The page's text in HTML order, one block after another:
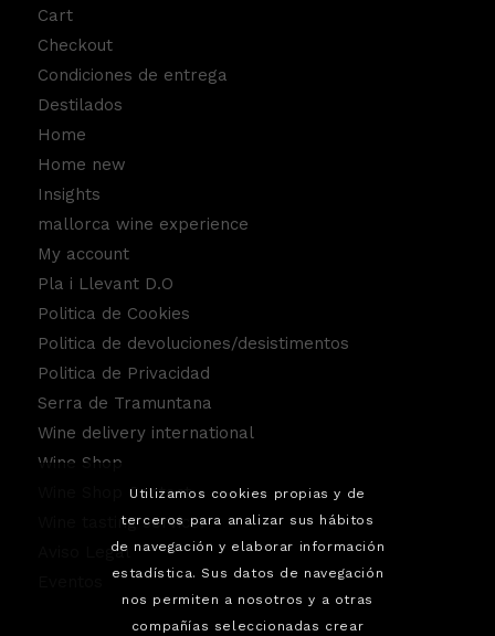
Cart
Checkout
Condiciones de entrega
Destilados
Home
Home new
Insights
mallorca wine experience
My account
Pla i Llevant D.O
Politica de Cookies
Politica de devoluciones/desistimentos
Politica de Privacidad
Serra de Tramuntana
Wine delivery international
Wine Shop
Wine Shop Contact
Wine tasting service.
Aviso Legal
Utilizamos cookies propias y de
terceros para analizar sus hábitos
de navegación y elaborar información
estadística. Sus datos de navegación
nos permiten a nosotros y a otras
compañías seleccionadas crear